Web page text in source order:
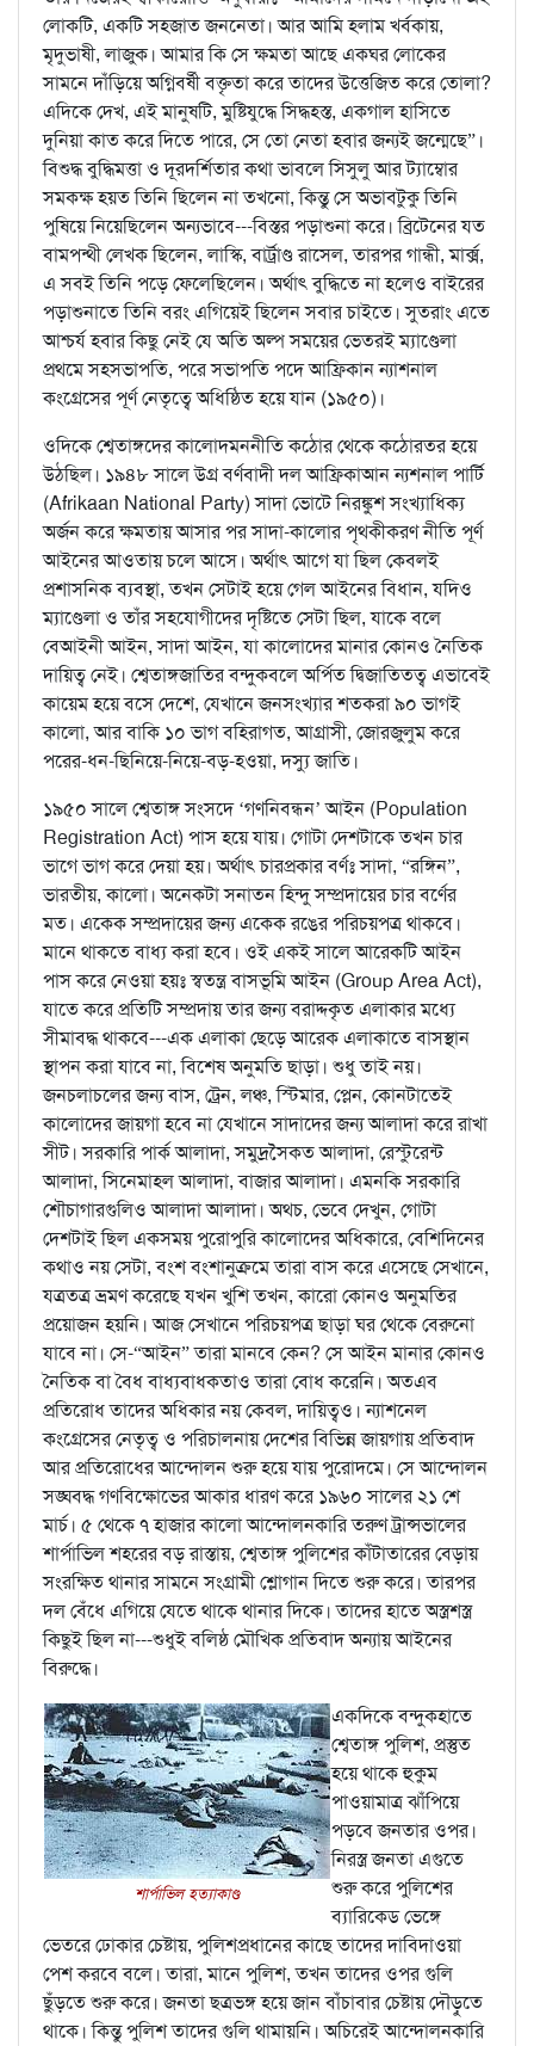
লোকটি, একটি সহজাত জননেতা। আর আমি হলাম খর্বকায়,
মৃদুভাষী, লাজুক। আমার কি সে ক্ষমতা আছে একঘর লোকের
সামনে দাঁড়িয়ে অগ্নিবর্ষী বক্তৃতা করে তাদের উত্তেজিত করে তোলা?
এদিকে দেখ, এই মানুষটি, মুষ্টিযুদ্ধে সিদ্ধহস্ত, একগাল হাসিতে
দুনিয়া কাত করে দিতে পারে, সে তো নেতা হবার জন্যই জন্মেছে”।
বিশুদ্ধ বুদ্ধিমত্তা ও দূরদর্শিতার কথা ভাবলে সিসুলু আর ট্যাম্বোর
সমকক্ষ হয়ত তিনি ছিলেন না তখনো, কিন্তু সে অভাবটুকু তিনি
পুষিয়ে নিয়েছিলেন অন্যভাবে---বিস্তর পড়াশুনা করে। ব্রিটেনের যত
বামপন্থী লেখক ছিলেন, লাস্কি, বার্ট্রাণ্ড রাসেল, তারপর গান্ধী, মার্ক্স,
এ সবই তিনি পড়ে ফেলেছিলেন। অর্থাৎ বুদ্ধিতে না হলেও বাইরের
পড়াশুনাতে তিনি বরং এগিয়েই ছিলেন সবার চাইতে। সুতরাং এতে
আশ্চর্য হবার কিছু নেই যে অতি অল্প সময়ের ভেতরই ম্যাণ্ডেলা
প্রথমে সহসভাপতি, পরে সভাপতি পদে আফ্রিকান ন্যাশনাল
কংগ্রেসের পূর্ণ নেতৃত্বে অধিষ্ঠিত হয়ে যান (১৯৫০)।
ওদিকে শ্বেতাঙ্গদের কালোদমননীতি কঠোর থেকে কঠোরতর হয়ে
উঠছিল। ১৯৪৮ সালে উগ্র বর্ণবাদী দল আফ্রিকাআন ন্যশনাল পার্টি
(Afrikaan National Party) সাদা ভোটে নিরঙ্কুশ সংখ্যাধিক্য
অর্জন করে ক্ষমতায় আসার পর সাদা-কালোর পৃথকীকরণ নীতি পূর্ণ
আইনের আওতায় চলে আসে। অর্থাৎ আগে যা ছিল কেবলই
প্রশাসনিক ব্যবস্থা, তখন সেটাই হয়ে গেল আইনের বিধান, যদিও
ম্যাণ্ডেলা ও তাঁর সহযোগীদের দৃষ্টিতে সেটা ছিল, যাকে বলে
বেআইনী আইন, সাদা আইন, যা কালোদের মানার কোনও নৈতিক
দায়িত্ব নেই। শ্বেতাঙ্গজাতির বন্দুকবলে অর্পিত দ্বিজাতিতত্ব এভাবেই
কায়েম হয়ে বসে দেশে, যেখানে জনসংখ্যার শতকরা ৯০ ভাগই
কালো, আর বাকি ১০ ভাগ বহিরাগত, আগ্রাসী, জোরজুলুম করে
পরের-ধন-ছিনিয়ে-নিয়ে-বড়-হওয়া, দস্যু জাতি।
১৯৫০ সালে শ্বেতাঙ্গ সংসদে ‘গণনিবন্ধন’ আইন (Population
Registration Act) পাস হয়ে যায়। গোটা দেশটাকে তখন চার
ভাগে ভাগ করে দেয়া হয়। অর্থাৎ চারপ্রকার বর্ণঃ সাদা, “রঙ্গিন”,
ভারতীয়, কালো। অনেকটা সনাতন হিন্দু সম্প্রদায়ের চার বর্ণের
মত। একেক সম্প্রদায়ের জন্য একেক রঙের পরিচয়পত্র থাকবে।
মানে থাকতে বাধ্য করা হবে। ওই একই সালে আরেকটি আইন
পাস করে নেওয়া হয়ঃ স্বতন্ত্র বাসভূমি আইন (Group Area Act),
যাতে করে প্রতিটি সম্প্রদায় তার জন্য বরাদ্দকৃত এলাকার মধ্যে
সীমাবদ্ধ থাকবে---এক এলাকা ছেড়ে আরেক এলাকাতে বাসস্থান
স্থাপন করা যাবে না, বিশেষ অনুমতি ছাড়া। শুধু তাই নয়।
জনচলাচলের জন্য বাস, ট্রেন, লঞ্চ, স্টিমার, প্লেন, কোনটাতেই
কালোদের জায়গা হবে না যেখানে সাদাদের জন্য আলাদা করে রাখা
সীট। সরকারি পার্ক আলাদা, সমুদ্রসৈকত আলাদা, রেস্টুরেন্ট
আলাদা, সিনেমাহল আলাদা, বাজার আলাদা। এমনকি সরকারি
শৌচাগারগুলিও আলাদা আলাদা। অথচ, ভেবে দেখুন, গোটা
দেশটাই ছিল একসময় পুরোপুরি কালোদের অধিকারে, বেশিদিনের
কথাও নয় সেটা, বংশ বংশানুক্রমে তারা বাস করে এসেছে সেখানে,
যত্রতত্র ভ্রমণ করেছে যখন খুশি তখন, কারো কোনও অনুমতির
প্রয়োজন হয়নি। আজ সেখানে পরিচয়পত্র ছাড়া ঘর থেকে বেরুনো
যাবে না। সে-“আইন” তারা মানবে কেন? সে আইন মানার কোনও
নৈতিক বা বৈধ বাধ্যবাধকতাও তারা বোধ করেনি। অতএব
প্রতিরোধ তাদের অধিকার নয় কেবল, দায়িত্বও। ন্যাশনেল
কংগ্রেসের নেতৃত্ব ও পরিচালনায় দেশের বিভিন্ন জায়গায় প্রতিবাদ
আর প্রতিরোধের আন্দোলন শুরু হয়ে যায় পুরোদমে। সে আন্দোলন
সঙ্ঘবদ্ধ গণবিক্ষোভের আকার ধারণ করে ১৯৬০ সালের ২১ শে
মার্চ। ৫ থেকে ৭ হাজার কালো আন্দোলনকারি তরুণ ট্রান্সভালের
শার্পাভিল শহরের বড় রাস্তায়, শ্বেতাঙ্গ পুলিশের কাঁটাতারের বেড়ায়
সংরক্ষিত থানার সামনে সংগ্রামী শ্লোগান দিতে শুরু করে। তারপর
দল বেঁধে এগিয়ে যেতে থাকে থানার দিকে। তাদের হাতে অস্ত্রশস্ত্র
কিছুই ছিল না---শুধুই বলিষ্ঠ মৌখিক প্রতিবাদ অন্যায় আইনের
বিরুদ্ধে।
শার্পাভিল হত্যাকাণ্ড
একদিকে বন্দুকহাতে
শ্বেতাঙ্গ পুলিশ, প্রস্তুত
হয়ে থাকে হুকুম
পাওয়ামাত্র ঝাঁপিয়ে
পড়বে জনতার ওপর।
নিরস্ত্র জনতা এগুতে
শুরু করে পুলিশের
ব্যারিকেড ভেঙ্গে
ভেতরে ঢোকার চেষ্টায়, পুলিশপ্রধানের কাছে তাদের দাবিদাওয়া
পেশ করবে বলে। তারা, মানে পুলিশ, তখন তাদের ওপর গুলি
ছুঁড়তে শুরু করে। জনতা ছত্রভঙ্গ হয়ে জান বাঁচাবার চেষ্টায় দৌড়ুতে
থাকে। কিন্তু পুলিশ তাদের গুলি থামায়নি। অচিরেই আন্দোলনকারি